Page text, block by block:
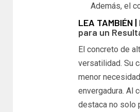
Además, el
LEA TAMBIÉN |
para un
El concreto de
versatilidad. Su
menor
envergadura. Al
destaca no solo